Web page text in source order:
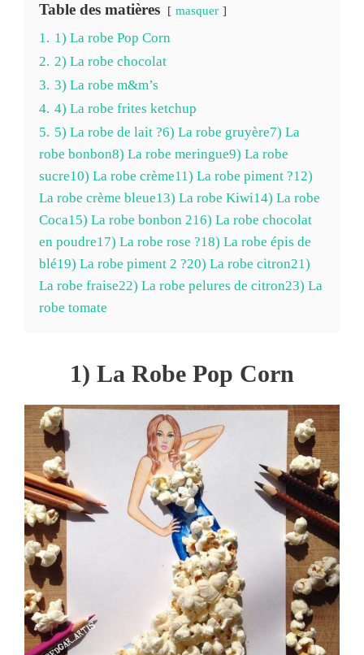
Table des matières masquer
1. 1) La robe Pop Corn
2. 2) La robe chocolat
3. 3) La robe m&m’s
4. 4) La robe frites ketchup
5. 5) La robe de lait ?6) La robe gruyère7) La
robe bonbon8) La robe meringue9) La robe
sucre10) La robe crème11) La robe piment ?12)
La robe crème bleue13) La robe Kiwi14) La robe
Coca15) La robe bonbon 216) La robe chocolat
en poudre17) La robe rose ?18) La robe épis de
blé19) La robe piment 2 ?20) La robe citron21)
La robe fraise22) La robe pelures de citron23) La
robe tomate
1) La Robe Pop Corn